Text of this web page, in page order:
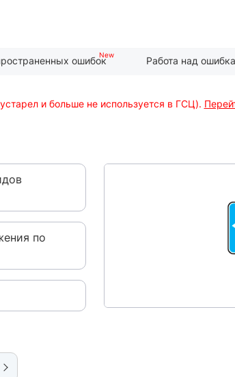
ошибок Работа над
и больше не используется в ГСЦ).
по